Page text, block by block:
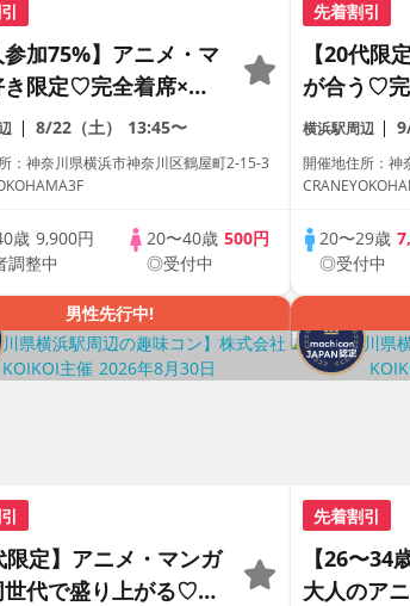
参加75%】アニメ・マ
き限定♡完全着席×マ
ゲーム付きアニメコ
8/22（土） 13:45〜
：神奈川県横浜市神奈川区鶴屋町2-15-3
歳 9,900円
調整中
20〜40歳500円
◎受付中
先着割引
【20代限
が合う♡
グゲーム
横浜駅周辺
開催地住所：神
20〜29歳
◎受付中
男性先行中!
限定】アニメ・マンガ
世代で盛り上がる♡完
先着割引
【26〜34
大人のア